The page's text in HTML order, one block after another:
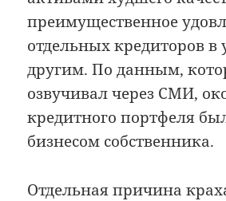
преимущественное
отдельных кредиторов в
другим. По данным,
озвучивал через СМИ,
кредитного портфеля
бизнесом собственника.
Отдельная причина